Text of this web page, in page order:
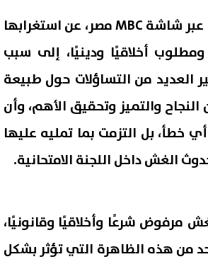
أعربت لما جبريل، خلال فقرتها ببرنامج "الحكاية"، عبر شاشة MBC مصر، عن استغرابها
أخلاقيًا ودينيًا، إلى سبب
العديد من التساؤلات حول طبيعة
والتميز وتحقيق الأهم، وأن
خطأ، بل التزمت بما تمليه عليها
الغش داخل اللجنة الامتحانية.
مرفوض شرعًا وأخلاقيًا وقانونيًا،
من هذه الظاهرة التي تؤثر بشكل
سوى
«البلطجية والحرامية هيخرجوا
جحورهم».. مصطفى بكري
تكرار الفوضى
07 أغسطس, 2026 12:03 ص